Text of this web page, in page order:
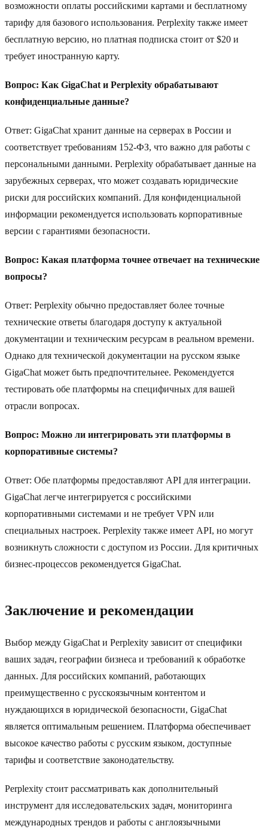
возможности оплаты российскими картами и бесплатному
тарифу для базового использования. Perplexity также имеет
бесплатную версию, но платная подписка стоит от $20 и
требует иностранную карту.
Вопрос: Как GigaChat и Perplexity обрабатывают
конфиденциальные данные?
Ответ: GigaChat хранит данные на серверах в России и
соответствует требованиям 152-ФЗ, что важно для работы с
персональными данными. Perplexity обрабатывает данные на
зарубежных серверах, что может создавать юридические
риски для российских компаний. Для конфиденциальной
информации рекомендуется использовать корпоративные
версии с гарантиями безопасности.
Вопрос: Какая платформа точнее отвечает на технические
вопросы?
Ответ: Perplexity обычно предоставляет более точные
технические ответы благодаря доступу к актуальной
документации и техническим ресурсам в реальном времени.
Однако для технической документации на русском языке
GigaChat может быть предпочтительнее. Рекомендуется
тестировать обе платформы на специфичных для вашей
отрасли вопросах.
Вопрос: Можно ли интегрировать эти платформы в
корпоративные системы?
Ответ: Обе платформы предоставляют API для интеграции.
GigaChat легче интегрируется с российскими
корпоративными системами и не требует VPN или
специальных настроек. Perplexity также имеет API, но могут
возникнуть сложности с доступом из России. Для критичных
бизнес-процессов рекомендуется GigaChat.
Заключение и рекомендации
Выбор между GigaChat и Perplexity зависит от специфики
ваших задач, географии бизнеса и требований к обработке
данных. Для российских компаний, работающих
преимущественно с русскоязычным контентом и
нуждающихся в юридической безопасности, GigaChat
является оптимальным решением. Платформа обеспечивает
высокое качество работы с русским языком, доступные
тарифы и соответствие законодательству.
Perplexity стоит рассматривать как дополнительный
инструмент для исследовательских задач, мониторинга
международных трендов и работы с англоязычными